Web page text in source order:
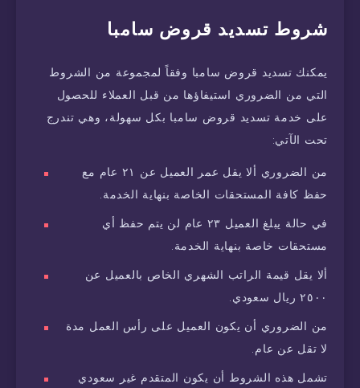
شروط تسديد قروض سامبا
يمكنك تسديد قروض سامبا وفقاً لمجموعة من الشروط
التي من الضروري استيفاؤها من قبل العملاء للحصول
على خدمة تسديد قروض سامبا بكل سهولة، وهي تندرج
تحت الآتي:
من الضروري ألا يقل عمر العميل عن ٢١ عام مع
حفظ كافة المستحقات الخاصة بنهاية الخدمة.
في حالة يبلغ العميل ٢٣ عام لن يتم حفظ أي
مستحقات خاصة بنهاية الخدمة.
ألا يقل قيمة الراتب الشهري الخاص بالعميل عن
٢٥٠٠ ريال سعودي.
من الضروري أن يكون العميل على رأس العمل مدة
لا تقل عن عام.
تشمل هذه الشروط أن يكون المتقدم غير سعودي